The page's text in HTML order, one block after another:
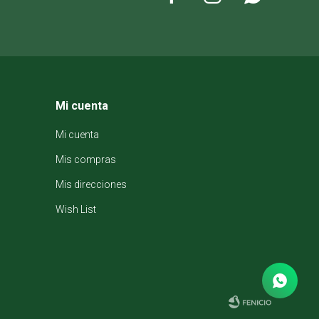
Mi cuenta
Mi cuenta
Mis compras
Mis direcciones
Wish List